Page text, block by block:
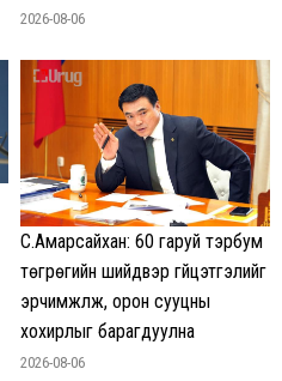
2026-08-06
С.Амарсайхан: 60 гаруй тэрбум
төгрөгийн шийдвэр гүйцэтгэлийг
эрчимжүүлж, орон сууцны
хохирлыг барагдуулна
2026-08-06